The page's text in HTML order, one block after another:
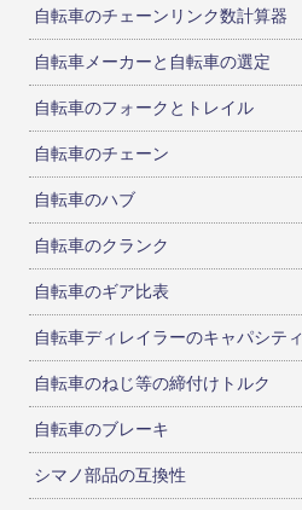
自転車のチェーンリンク数計算器
自転車メーカーと自転車の選定
自転車のフォークとトレイル
自転車のチェーン
自転車のハブ
自転車のクランク
自転車のギア比表
自転車ディレイラーのキャパシティ
自転車のねじ等の締付けトルク
自転車のブレーキ
シマノ部品の互換性